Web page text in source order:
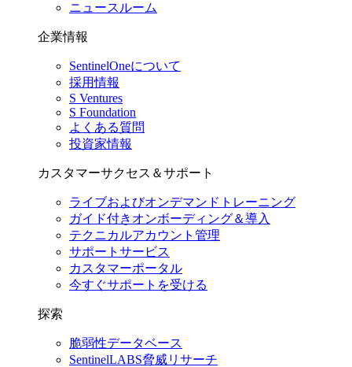
ニュースルーム
企業情報
SentinelOneについて
採用情報
S Ventures
S Foundation
よくある質問
投資家情報
カスタマーサクセス＆サポート
ライブおよびオンデマンドトレーニング
ガイド付きオンボーディング＆導入
テクニカルアカウント管理
サポートサービス
カスタマーポータル
今すぐサポートを受ける
探索
脆弱性データベース
SentinelLABS脅威リサーチ